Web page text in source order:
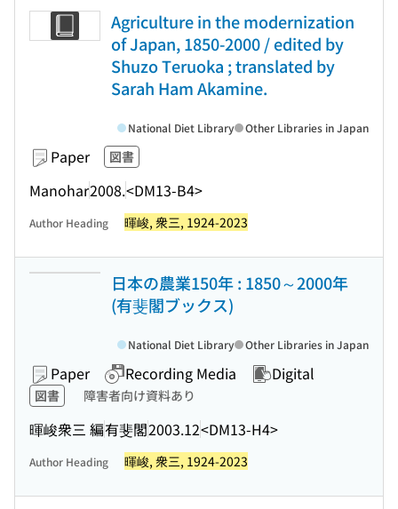
Agriculture in the modernization
of Japan, 1850-2000 / edited by
Shuzo Teruoka ; translated by
Sarah Ham Akamine.
Paper 図書
Manohar2008.<DM13-B4>
National Diet Library Other Libraries in Japan
Author Heading 暉峻, 衆三, 1924-2023
日本の農業150年 : 1850～2000年
(有斐閣ブックス)
Paper Recording Media Digital
図書 障害者向け資料あり
暉峻衆三 編有斐閣2003.12<DM13-H4>
National Diet Library Other Libraries in Japan
Author Heading 暉峻, 衆三, 1924-2023